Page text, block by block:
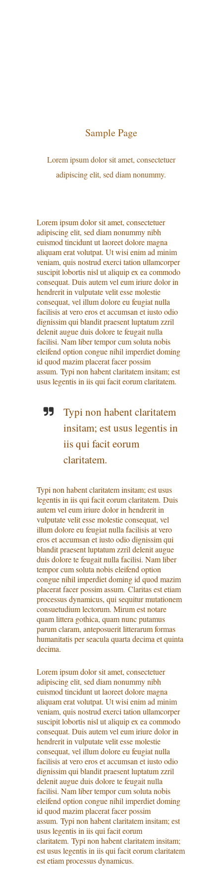
Sample Page
Lorem ipsum dolor sit amet, consectetuer
adipiscing elit, sed diam nonummy.
Lorem ipsum dolor sit amet, consectetuer
adipiscing elit, sed diam nonummy nibh
euismod tincidunt ut laoreet dolore magna
aliquam erat volutpat. Ut wisi enim ad minim
veniam, quis nostrud exerci tation ullamcorper
suscipit lobortis nisl ut aliquip ex ea commodo
consequat. Duis autem vel eum iriure dolor in
hendrerit in vulputate velit esse molestie
consequat, vel illum dolore eu feugiat nulla
facilisis at vero eros et accumsan et iusto odio
dignissim qui blandit praesent luptatum zzril
delenit augue duis dolore te feugait nulla
facilisi. Nam liber tempor cum soluta nobis
eleifend option congue nihil imperdiet doming
id quod mazim placerat facer possim
assum. Typi non habent claritatem insitam; est
usus legentis in iis qui facit eorum claritatem.
Typi non habent claritatem
insitam; est usus legentis in
iis qui facit eorum
claritatem.
Typi non habent claritatem insitam; est usus
legentis in iis qui facit eorum claritatem. Duis
autem vel eum iriure dolor in hendrerit in
vulputate velit esse molestie consequat, vel
illum dolore eu feugiat nulla facilisis at vero
eros et accumsan et iusto odio dignissim qui
blandit praesent luptatum zzril delenit augue
duis dolore te feugait nulla facilisi. Nam liber
tempor cum soluta nobis eleifend option
congue nihil imperdiet doming id quod mazim
placerat facer possim assum. Claritas est etiam
processus dynamicus, qui sequitur mutationem
consuetudium lectorum. Mirum est notare
quam littera gothica, quam nunc putamus
parum claram, anteposuerit litterarum formas
humanitatis per seacula quarta decima et quinta
decima.
Lorem ipsum dolor sit amet, consectetuer
adipiscing elit, sed diam nonummy nibh
euismod tincidunt ut laoreet dolore magna
aliquam erat volutpat. Ut wisi enim ad minim
veniam, quis nostrud exerci tation ullamcorper
suscipit lobortis nisl ut aliquip ex ea commodo
consequat. Duis autem vel eum iriure dolor in
hendrerit in vulputate velit esse molestie
consequat, vel illum dolore eu feugiat nulla
facilisis at vero eros et accumsan et iusto odio
dignissim qui blandit praesent luptatum zzril
delenit augue duis dolore te feugait nulla
facilisi. Nam liber tempor cum soluta nobis
eleifend option congue nihil imperdiet doming
id quod mazim placerat facer possim
assum. Typi non habent claritatem insitam; est
usus legentis in iis qui facit eorum
claritatem. Typi non habent claritatem insitam;
est usus legentis in iis qui facit eorum claritatem
est etiam processus dynamicus.